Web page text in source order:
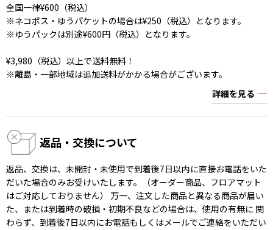
全国一律¥600（税込）
※ネコポス・ゆうパケットの場合は¥250（税込）となります。
※ゆうパックは別途¥600円（税込）となります。
¥3,980（税込）以上で送料無料！
※離島・一部地域は追加送料がかかる場合がございます。
詳細を見る
返品・交換について
返品、交換は、未開封・未使用で到着後7日以内に直接お電話をいた
だいた場合のみお受けいたします。（オーダー商品、フロアマット
はご対応しておりません） 万一、注文した商品と異なる商品が届い
た、または到着時の破損・初期不良などの場合は、使用の有無に 関
わらず、到着後7日以内にお電話もしくはメールでご連絡をいただい